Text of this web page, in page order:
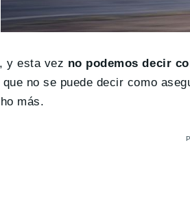
y esta vez no podemos decir
no se puede decir como
más.